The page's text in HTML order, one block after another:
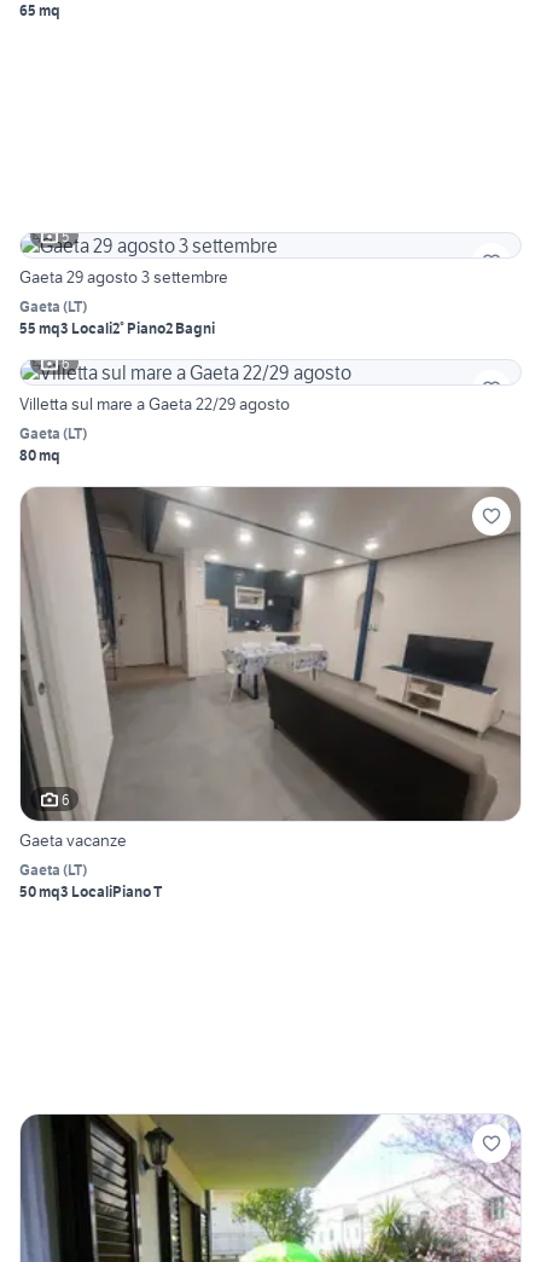
65 mq
5
Gaeta 29 agosto 3 settembre
Gaeta (LT)
55 mq3 Locali2° Piano2 Bagni
6
Villetta sul mare a Gaeta 22/29 agosto
Gaeta (LT)
80 mq
6
Gaeta vacanze
Gaeta (LT)
50 mq3 LocaliPiano T